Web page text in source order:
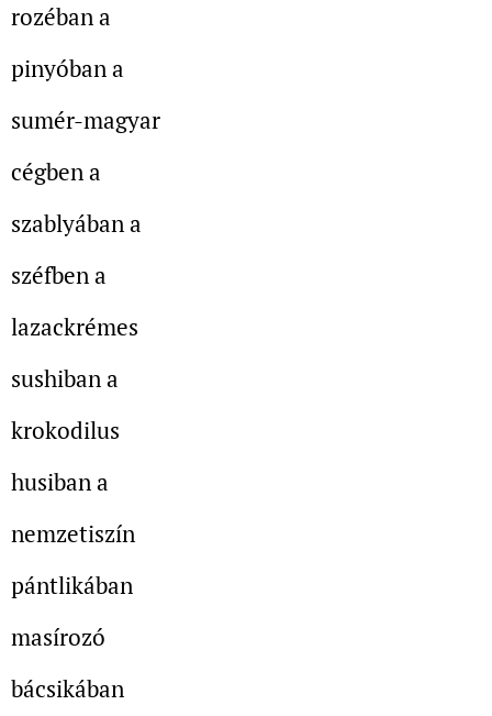
rozéban a
pinyóban a
sumér-magyar
cégben a
szablyában a
széfben a
lazackrémes
sushiban a
krokodilus
husiban a
nemzetiszín
pántlikában
masírozó
bácsikában